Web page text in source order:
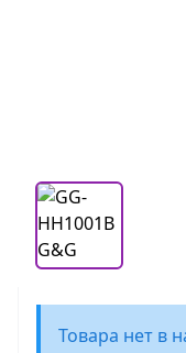
Товара нет в